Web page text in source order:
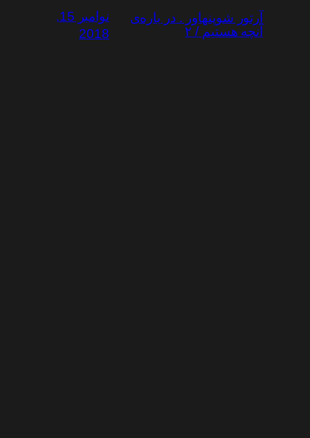
آرتور شوپنهاور . در باره‌ی
آنچه هستیم / ۲
نوامبر 15,
2018